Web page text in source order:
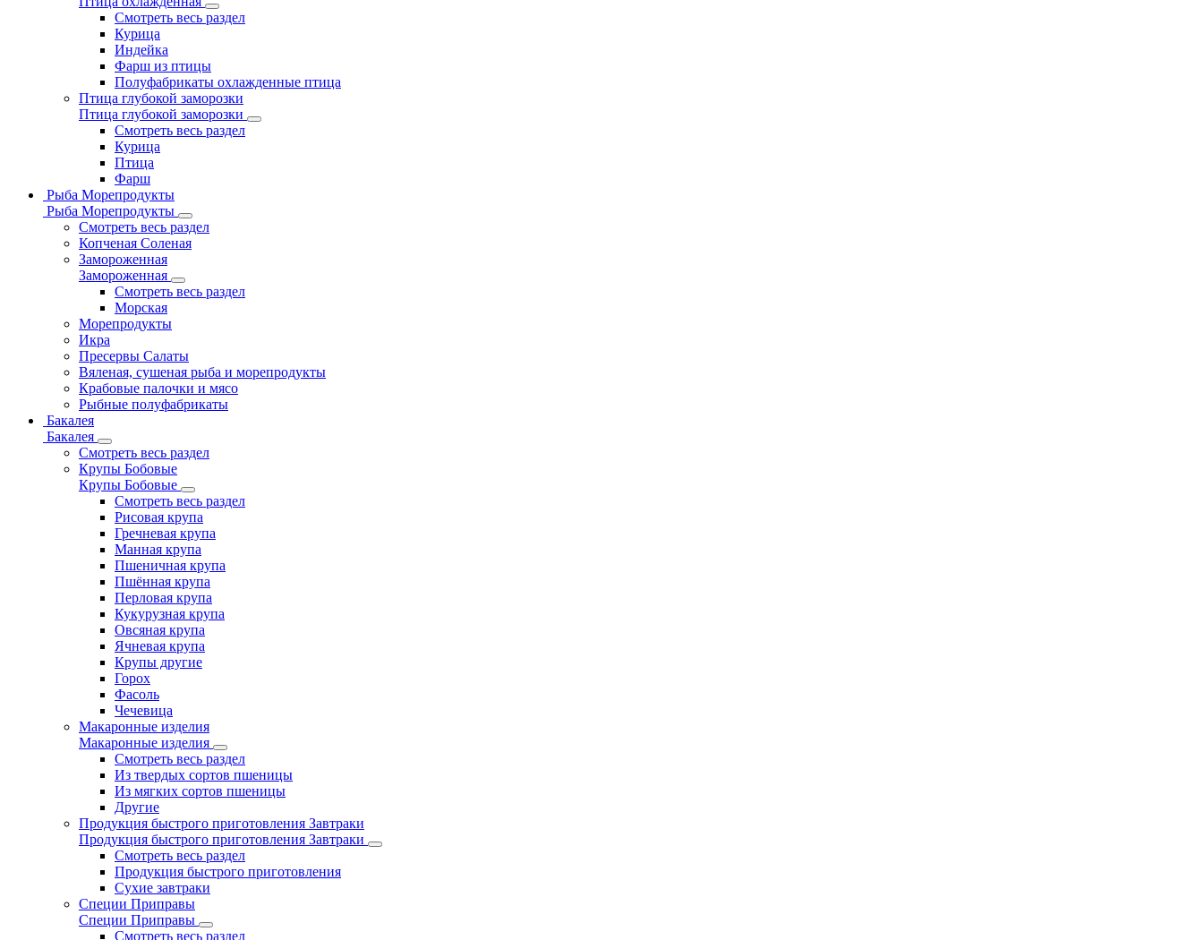
Смотреть весь раздел
Курица
Индейка
Фарш из птицы
Полуфабрикаты охлажденные птица
Птица глубокой заморозки
Птица глубокой заморозки
Смотреть весь раздел
Курица
Птица
Фарш
Рыба Морепродукты
Рыба Морепродукты
Смотреть весь раздел
Копченая Соленая
Замороженная
Замороженная
Смотреть весь раздел
Морская
Морепродукты
Икра
Пресервы Салаты
Вяленая, сушеная рыба и морепродукты
Крабовые палочки и мясо
Рыбные полуфабрикаты
Бакалея
Бакалея
Смотреть весь раздел
Крупы Бобовые
Крупы Бобовые
Смотреть весь раздел
Рисовая крупа
Гречневая крупа
Манная крупа
Пшеничная крупа
Пшённая крупа
Перловая крупа
Кукурузная крупа
Овсяная крупа
Ячневая крупа
Крупы другие
Горох
Фасоль
Чечевица
Макаронные изделия
Макаронные изделия
Смотреть весь раздел
Из твердых сортов пшеницы
Из мягких сортов пшеницы
Другие
Продукция быстрого приготовления Завтраки
Продукция быстрого приготовления Завтраки
Смотреть весь раздел
Продукция быстрого приготовления
Сухие завтраки
Специи Приправы
Специи Приправы
Смотреть весь раздел